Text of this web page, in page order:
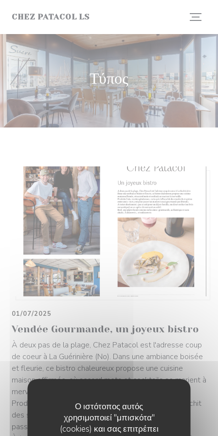
Ο ιστότοπος αυτός
χρησιμοποιεί "μπισκότα"
(cookies) και σας επιτρέπει
CHEZ PATACOL LS
Τύπος
Vendée Gourmande, un joyeux bistro
01/07/2025
À deux pas de la plage, Chez Patacol est l'adresse coup
de coeur à La Guérinière (No). Dans une ambiance boisée
et fleurie, ce bistro chaleureux propose une cuisine
maison affirmée, où accord mets et cocktails se marient à
merveille.
Produits frais, recettes généreuses, carte qui s'affranchit
des standards et apéros entre amis : tout y est pour
passer un moment aussi gourmand que détendu.